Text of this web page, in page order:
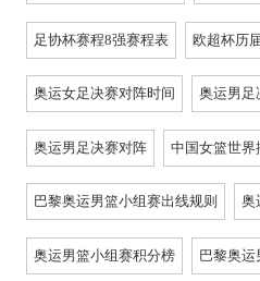
足协杯赛程8强赛程表 欧超杯历
奥运女足决赛对阵时间 奥运男足
奥运男足决赛对阵 中国女篮世界
巴黎奥运男篮小组赛出线规则 奥
奥运男篮小组赛积分榜 巴黎奥运